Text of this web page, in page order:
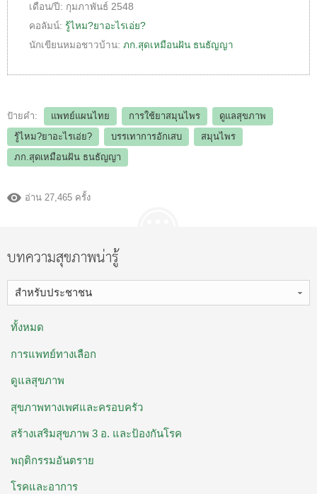
เดือน/ปี: กุมภาพันธ์ 2548
คอลัมน์: รู้ไหม?ยาอะไรเอ่ย?
นักเขียนหมอชาวบ้าน: ภก.สุดเหมือนฝัน ธนธัญญา
ป้ายคำ: แพทย์แผนไทย การใช้ยาสมุนไพร
ดูแลสุขภาพ
รู้ไหม?ยาอะไรเอ่ย?
บรรเทาการอักเสบ
สมุนไพร
ภก.สุดเหมือนฝัน ธนธัญญา
อ่าน 27,465 ครั้ง
บทความสุขภาพน่ารู้
สำหรับประชาชน
ทั้งหมด
การแพทย์ทางเลือก
ดูแลสุขภาพ
สุขภาพทางเพศและครอบครัว
สร้างเสริมสุขภาพ 3 อ. ​และป้องกันโรค
พฤติกรรมอันตราย
โรคและอาการ